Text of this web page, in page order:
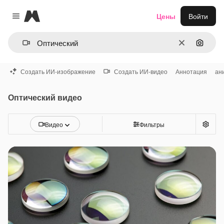
Close menu
Magnific
ОчиститьПоиск
Цены Войти
Создать ИИ-изображение Создать ИИ-видео Аннотация
Оптический видео
Видео Фильтры